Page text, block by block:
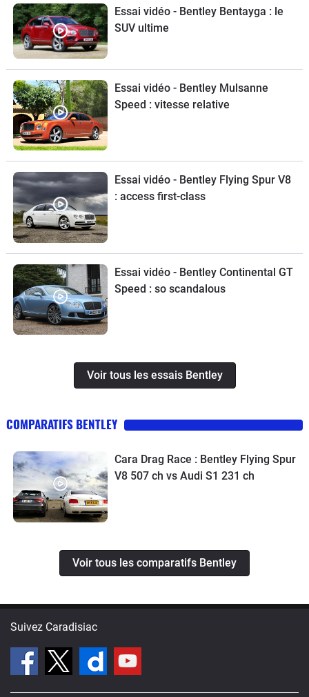
Essai vidéo - Bentley Bentayga : le
SUV ultime
Essai vidéo - Bentley Mulsanne
Speed : vitesse relative
Essai vidéo - Bentley Flying Spur V8
: access first-class
Essai vidéo - Bentley Continental GT
Speed : so scandalous
Voir tous les essais Bentley
COMPARATIFS BENTLEY
Cara Drag Race : Bentley Flying Spur
V8 507 ch vs Audi S1 231 ch
Voir tous les comparatifs Bentley
Suivez Caradisiac